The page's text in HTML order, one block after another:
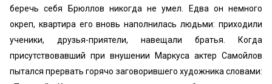
беречь себя Брюллов никогда не умел. Едва он немного
окреп, квартира его вновь наполнилась людьми: приходили
ученики, друзья-приятели, навещали братья. Когда
присутствовавший при внушении Маркуса актер Самойлов
пытался прервать горячо заговорившего художника словами: